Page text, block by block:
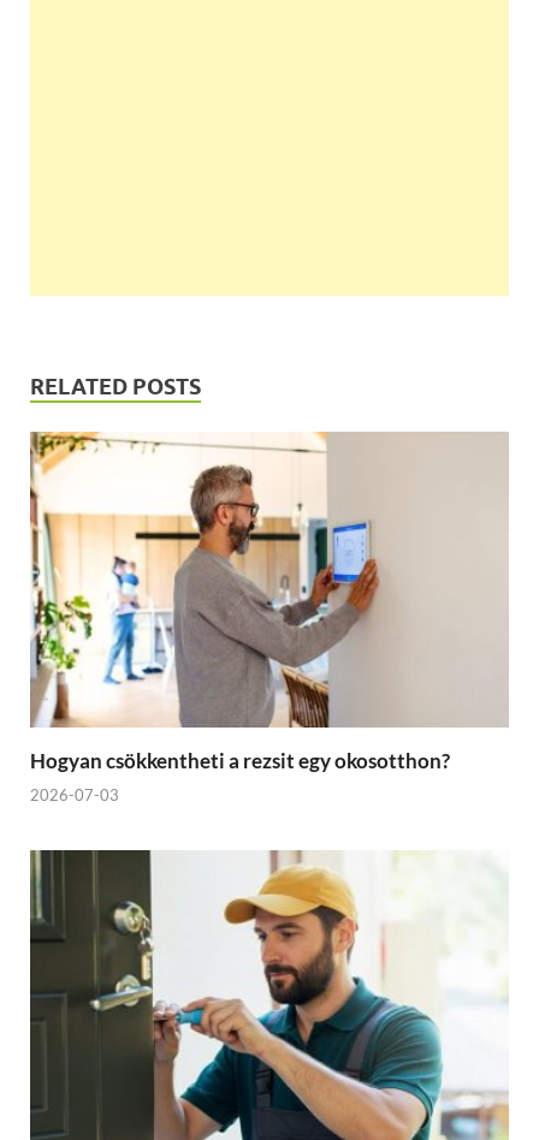
RELATED POSTS
Hogyan csökkentheti a rezsit egy okosotthon?
2026-07-03